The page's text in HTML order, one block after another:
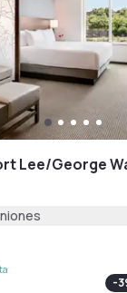
Lee/George
-